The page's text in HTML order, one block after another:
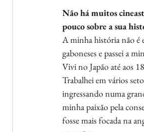
Não há muitos
pouco sobre a sua
A minha história não é
gaboneses e passei a
Vivi no Japão até aos
Trabalhei em vários
ingressando numa
minha paixão pela
fosse mais focada na